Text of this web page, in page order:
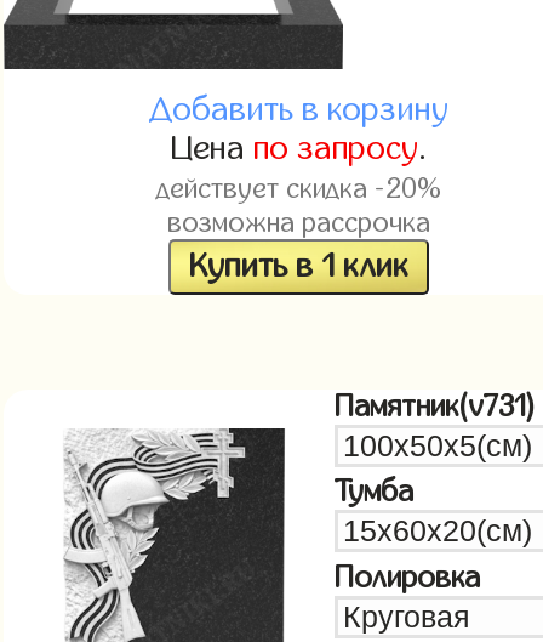
Добавить в корзину
Цена по запросу.
действует скидка -20%
возможна рассрочка
Купить в 1 клик
Памятник(v731)
Тумба
Полировка